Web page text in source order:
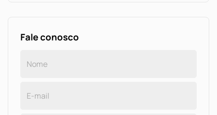
Fale conosco